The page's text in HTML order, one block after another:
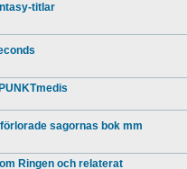
titlar
sagornas bok mm
Ringen och relaterat